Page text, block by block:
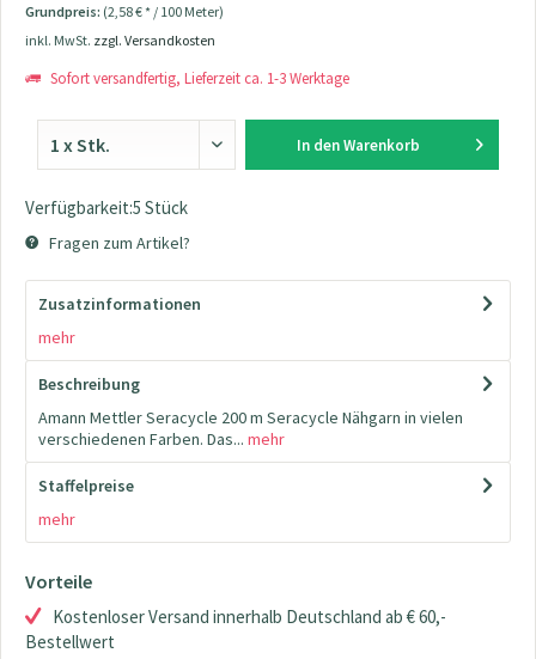
Grundpreis: (2,58 € * / 100 Meter)
inkl. MwSt. zzgl. Versandkosten
Sofort versandfertig, Lieferzeit ca. 1-3 Werktage
In den Warenkorb
Verfügbarkeit:5 Stück
Fragen zum Artikel?
Zusatzinformationen
mehr
Beschreibung
Amann Mettler Seracycle 200 m Seracycle Nähgarn in vielen
verschiedenen Farben. Das... mehr
Staffelpreise
mehr
Vorteile
Kostenloser Versand innerhalb Deutschland ab € 60,-
Bestellwert